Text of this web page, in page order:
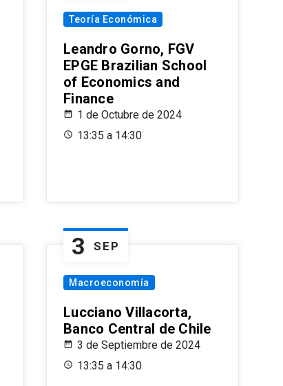
Teoría Económica
Leandro Gorno, FGV
EPGE Brazilian School
of Economics and
Finance
1 de Octubre de 2024
13:35 a 14:30
3 SEP
Macroeconomía
Lucciano Villacorta,
Banco Central de Chile
3 de Septiembre de 2024
13:35 a 14:30